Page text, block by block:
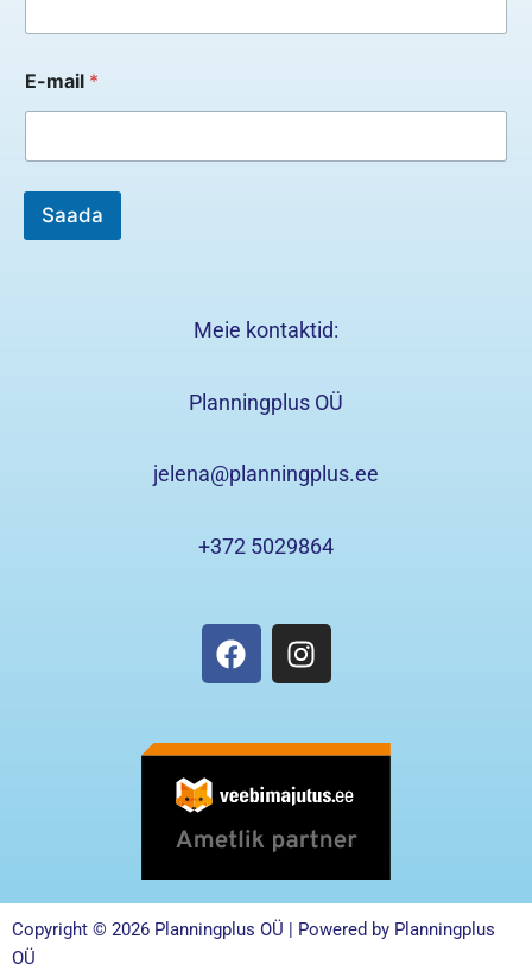
i
-
m
a
l
E-mail *
Saada
Meie kontaktid:
Planningplus OÜ
jelena@planningplus.ee
+372 5029864
F
a
b
o
k
I
n
a
g
a
m
Copyright © 2026 Planningplus OÜ | Powered by Planningplus
OÜ